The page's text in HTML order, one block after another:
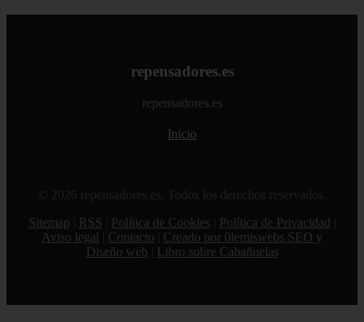
repensadores.es
repensadores.es
Inicio
© 2026 repensadores.es. Todos los derechos reservados.
Sitemap
RSS Política de Cookies Política de Privacidad
Aviso legal
Contacto
Creado por 0lemiswebs SEO y
Diseño web
Libro sobre Cabañuelas